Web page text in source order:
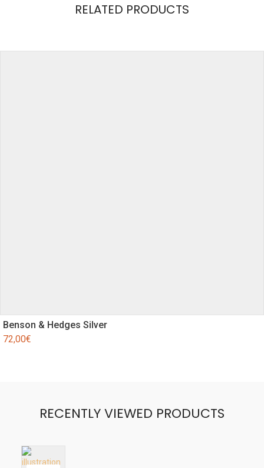
RELATED PRODUCTS
Benson & Hedges Silver
72,00€
RECENTLY VIEWED PRODUCTS